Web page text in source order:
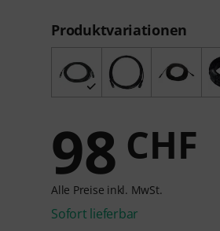
Produktvariationen
98 CHF
Alle Preise inkl. MwSt.
Sofort lieferbar